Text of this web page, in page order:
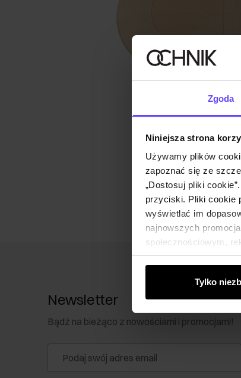
Zgoda
Niniejsza strona
Używamy plików
zapoznać się ze
„Dostosuj pliki
przyciski. Pliki cookie
wyświetlać im
najnowszych
społecznościowym,
od Ciebie lub
Tylko
Newsletter
Bądź na bieżąco z nowościami i promocjami!